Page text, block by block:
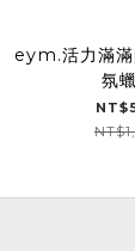
eym.活力滿
氛